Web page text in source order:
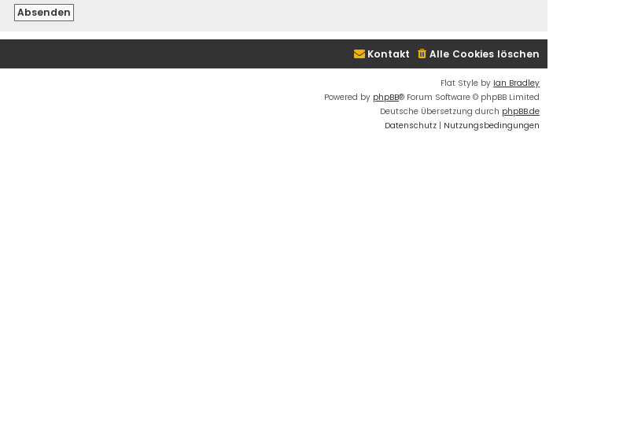
Alle Cookies löschen
Kontakt
Flat Style by Ian Bradley
Powered by phpBB® Forum Software © phpBB Limited
Deutsche Übersetzung durch phpBB.de
Datenschutz | Nutzungsbedingungen